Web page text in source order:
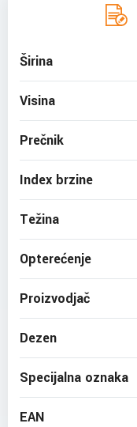
Širina
Visina
Prečnik
Index brzine
Težina
Opterećenje
Proizvodjač
Dezen
Specijalna oznaka
EAN